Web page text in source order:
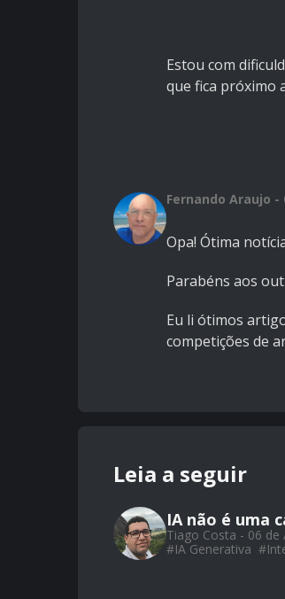
Estou com
que fica próximo
Fernando Araujo -
Opa! Ótima
Parabéns aos
Eu li ótimos
competições de
Leia a seguir
IA não é uma
Tiago Costa - 06 de
#IA Generativa #